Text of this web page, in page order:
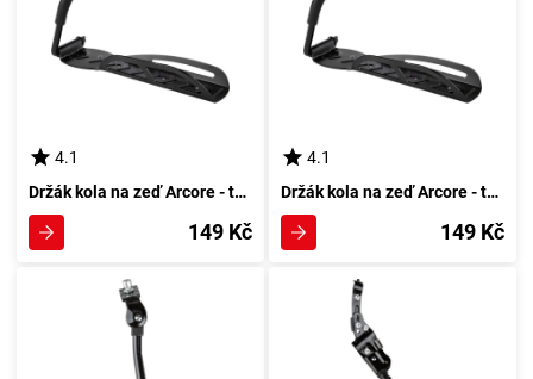
4.1
Držák kola na zeď Arcore - tmavě šedý
149 Kč
4.1
Držák kola na zeď Arcore - tmavě šedý
149 Kč